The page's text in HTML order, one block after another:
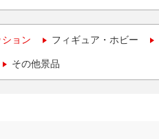
ョン フィギュア・ホビー
その他景品